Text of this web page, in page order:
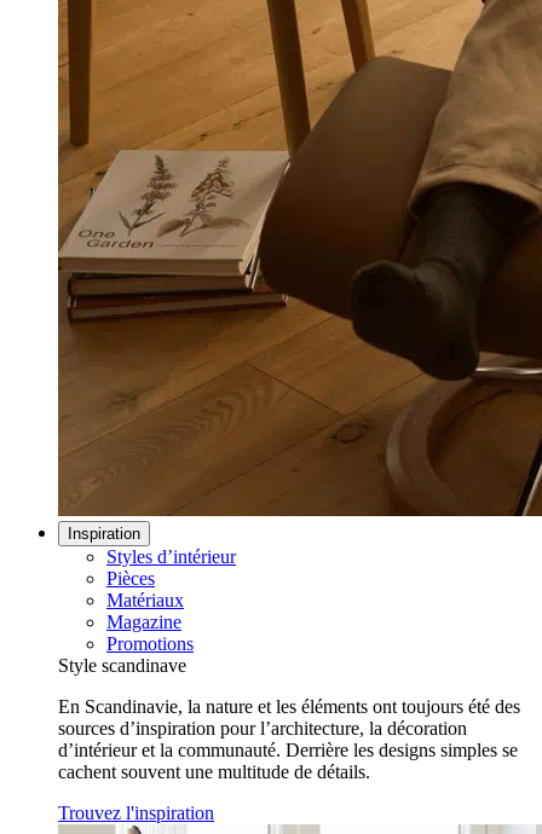
Inspiration
Styles d’intérieur
Pièces
Matériaux
Magazine
Promotions
Style scandinave
En Scandinavie, la nature et les éléments ont toujours été des
sources d’inspiration pour l’architecture, la décoration
d’intérieur et la communauté. Derrière les designs simples se
cachent souvent une multitude de détails.
Trouvez l'inspiration